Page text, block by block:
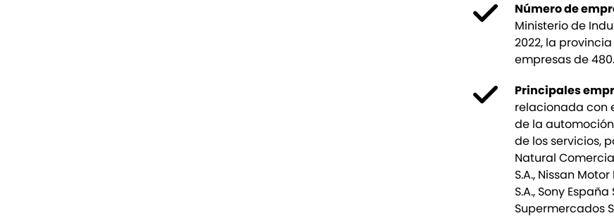
Número de
Ministerio de
2022, la
empresas de
Principales
relacionada con
de la
de los servicios,
Natural
S.A., Nissan
S.A., Sony
Supermercados